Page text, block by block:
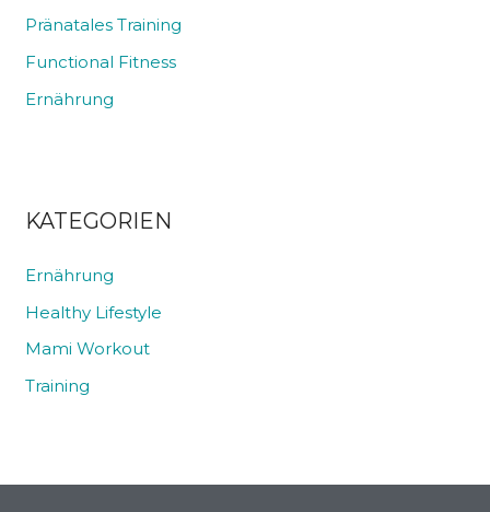
Pränatales Training
Functional Fitness
Ernährung
KATEGORIEN
Ernährung
Healthy Lifestyle
Mami Workout
Training